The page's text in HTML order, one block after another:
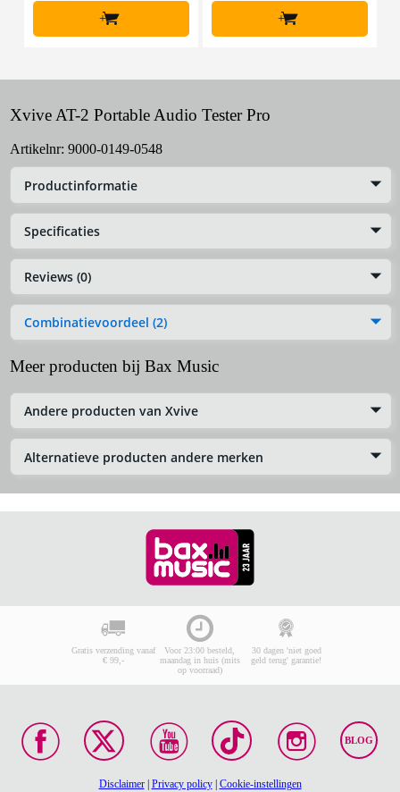
+ +
Xvive AT-2 Portable Audio Tester Pro
Artikelnr: 9000-0149-0548
Productinformatie
Specificaties
Reviews (0)
Combinatievoordeel (2)
Meer producten bij Bax Music
Andere producten van Xvive
Alternatieve producten andere merken
Gratis verzending vanaf
€ 99,-
Voor 23:00 besteld,
maandag in huis (mits
op voorraad)
30 dagen 'niet goed
geld terug' garantie!
BLOG
Disclaimer| Privacy policy| Cookie-instellingen